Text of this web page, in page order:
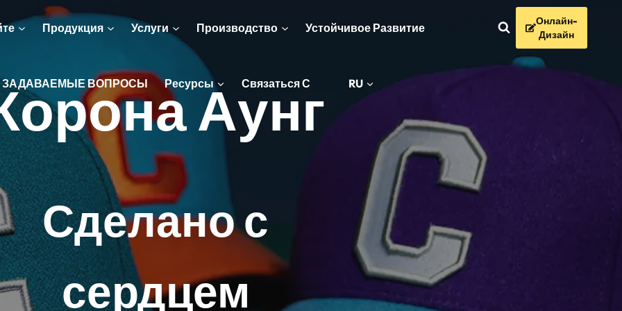
Продукция Услуги Производство Устойчивое Развитие
ЗАДАВАЕМЫЕ ВОПРОСЫ Ресурсы Связаться С RU
Онлайн-
Дизайн
Аунг
Сделано с
сердцем